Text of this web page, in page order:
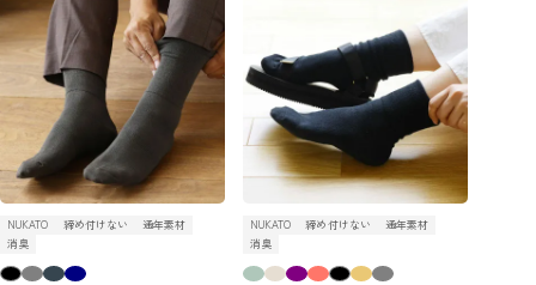
NUKATO 締め付けない
通年素材
消臭
NUKATO 締め付けない
通年素材
消臭